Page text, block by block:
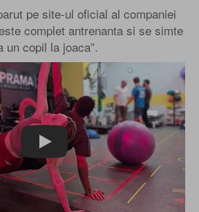
pe site-ul oficial al companiei
complet antrenanta si se simte
un copil la joaca”.
Play